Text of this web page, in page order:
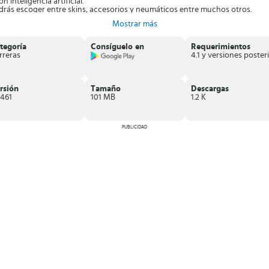
escoger entre skins, accesorios y neumáticos entre muchos otros.
es para ti , ¡Descárgalo ahora!
Mostrar más
Consíguelo en
Requerimientos
Tamaño
101 MB
Descargas
1.2 K
PUBLICIDAD